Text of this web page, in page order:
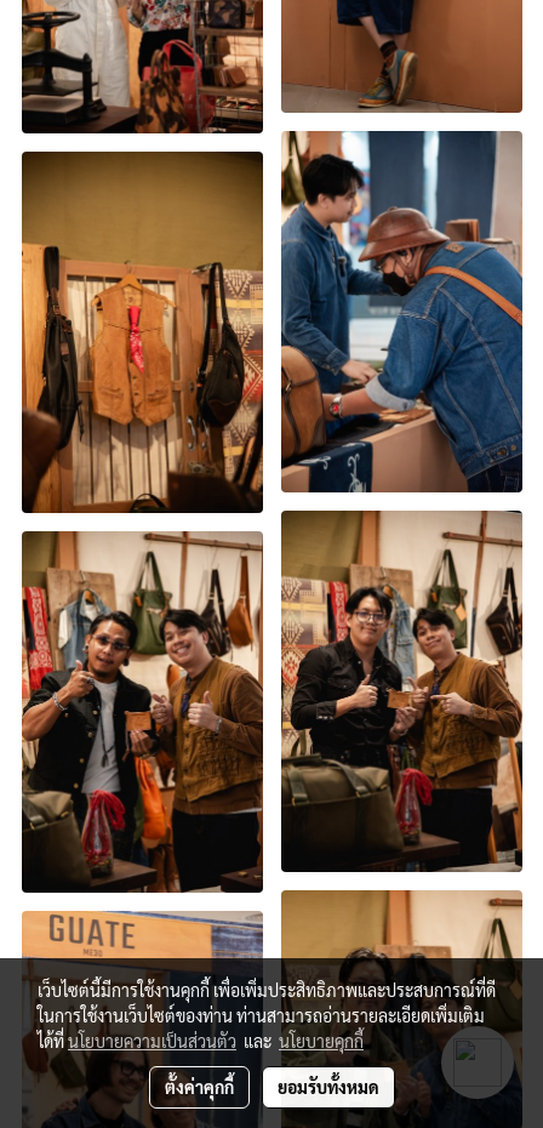
เว็บไซต์นี้มีการใช้งานคุกกี้ เพื่อเพิ่มประสิทธิภาพและประสบการณ์ที่ดี
ในการใช้งานเว็บไซต์ของท่าน ท่านสามารถอ่านรายละเอียดเพิ่มเติม
ได้ที่นโยบายความเป็นส่วนตัว และ นโยบายคุกกี้
ตั้งค่าคุกกี้ ยอมรับทั้งหมด